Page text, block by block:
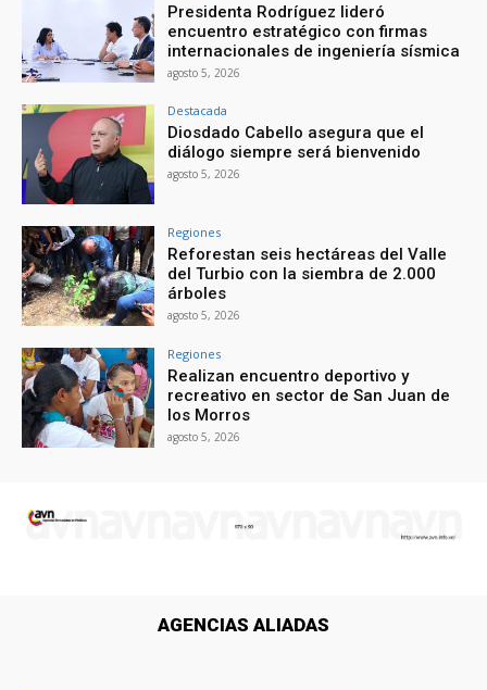
Presidenta Rodríguez lideró
encuentro estratégico con firmas
internacionales de ingeniería sísmica
agosto 5, 2026
Destacada
Diosdado Cabello asegura que el
diálogo siempre será bienvenido
agosto 5, 2026
Regiones
Reforestan seis hectáreas del Valle
del Turbio con la siembra de 2.000
árboles
agosto 5, 2026
Regiones
Realizan encuentro deportivo y
recreativo en sector de San Juan de
los Morros
agosto 5, 2026
AGENCIAS ALIADAS